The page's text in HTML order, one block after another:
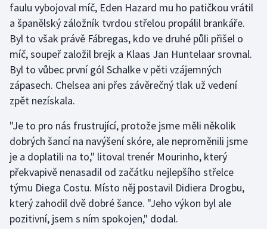
Házená
Jezdectví
Judo
Krasobruslení
Lezení
Lyže a snowboard
Moderní pětiboj
Motorsport
faulu vybojoval míč, Eden Hazard mu ho patičkou vrátil
a španělský záložník tvrdou střelou propálil brankáře.
Byl to však právě Fábregas, kdo ve druhé půli přišel o
míč, soupeř založil brejk a Klaas Jan Huntelaar srovnal.
Byl to vůbec první gól Schalke v pěti vzájemných
zápasech. Chelsea ani přes závěrečný tlak už vedení
zpět nezískala.
"Je to pro nás frustrující, protože jsme měli několik
dobrých šancí na navýšení skóre, ale neproměnili jsme
je a doplatili na to," litoval trenér Mourinho, který
překvapivě nenasadil od začátku nejlepšího střelce
týmu Diega Costu. Místo něj postavil Didiera Drogbu,
který zahodil dvě dobré šance. "Jeho výkon byl ale
pozitivní, jsem s ním spokojen," dodal.